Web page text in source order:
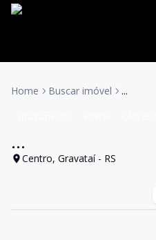
Home Buscar imóvel ...
...
Centro, Gravataí - RS